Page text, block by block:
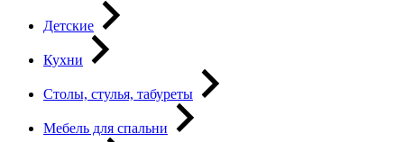
Детские
Кухни
Столы, стулья, табуреты
Мебель для спальни